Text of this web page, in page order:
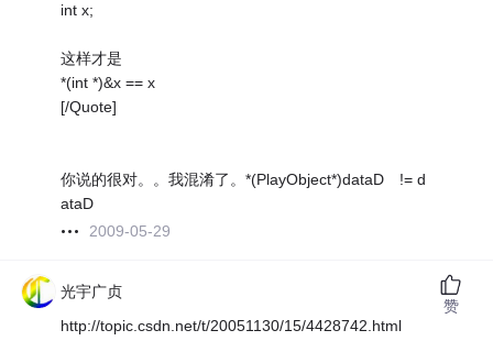
int x;
这样才是
*(int *)&x == x
[/Quote]
你说的很对。。我混淆了。*(PlayObject*)dataD != d
ataD
2009-05-29
光宇广贞
http://topic.csdn.net/t/20051130/15/4428742.html
赞